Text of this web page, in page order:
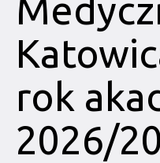
rok
2026/